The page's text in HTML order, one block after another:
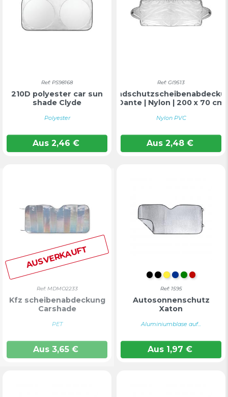
Ref: PS98168
210D polyester car sun
shade Clyde
Polyester
Aus2,46 €
Ref: GI9513
Dante | Nylon | 200 x 70 cm
Nylon PVC
Aus2,48 €
AUSVERKAUFT
Ref: MDMO2233
Kfz scheibenabdeckung
Carshade
PET
Aus 3,65 €
S/CFarblos
GELB
BLAU
GRÜN
ROT
Ref: 1595
Autosonnenschutz
Xaton
Aluminiumblase auf...
Aus1,97 €